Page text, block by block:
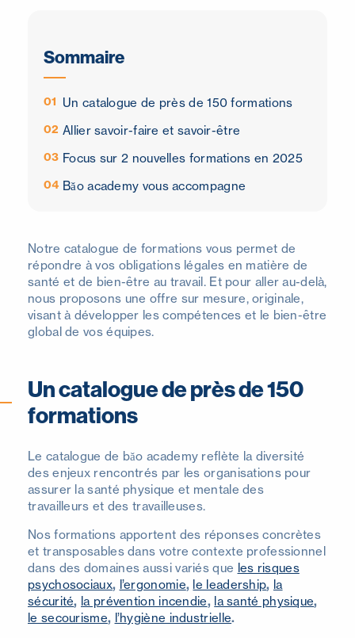
Sommaire
01 Un catalogue de près de 150 formations
02 Allier savoir-faire et savoir-être
03 Focus sur 2 nouvelles formations en 2025
04 Băo academy vous accompagne
Notre catalogue de formations vous permet de
répondre à vos obligations légales en matière de
santé et de bien-être au travail. Et pour aller au-delà,
nous proposons une offre sur mesure, originale,
visant à développer les compétences et le bien-être
global de vos équipes.
Un catalogue de près de 150
formations
Le catalogue de băo academy reflète la diversité
des enjeux rencontrés par les organisations pour
assurer la santé physique et mentale des
travailleurs et des travailleuses.
Nos formations apportent des réponses concrètes
et transposables dans votre contexte professionnel
dans des domaines aussi variés que les risques
psychosociaux, l’ergonomie, le leadership, la
sécurité, la prévention incendie, la santé physique,
le secourisme, l’hygiène industrielle.